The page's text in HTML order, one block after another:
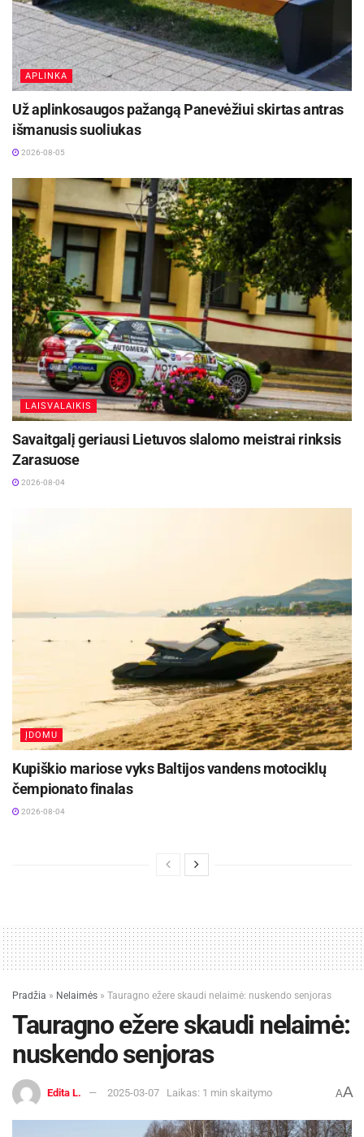
Žymos: Panevėžio sporto centras
APLINKA
Už aplinkosaugos pažangą Panevėžiui skirtas antras
išmanusis suoliukas
2026-08-05
LAISVALAIKIS
Savaitgalį geriausi Lietuvos slalomo meistrai rinksis
Zarasuose
2026-08-04
ĮDOMU
Kupiškio mariose vyks Baltijos vandens motociklų
čempionato finalas
2026-08-04
Pradžia » Nelaimės » Tauragno ežere skaudi nelaimė: nuskendo senjoras
Tauragno ežere skaudi nelaimė:
nuskendo senjoras
Edita L. 2025-03-07 Laikas: 1 min skaitymo AA